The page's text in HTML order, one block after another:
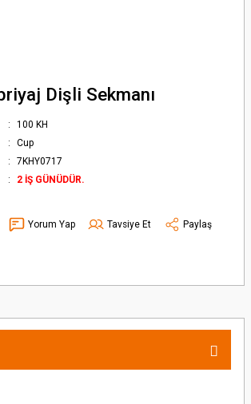
Dişli Sekmanı
100 KH
Cup
7KHY0717
2 İŞ GÜNÜDÜR.
Yorum Yap Tavsiye Et
Paylaş